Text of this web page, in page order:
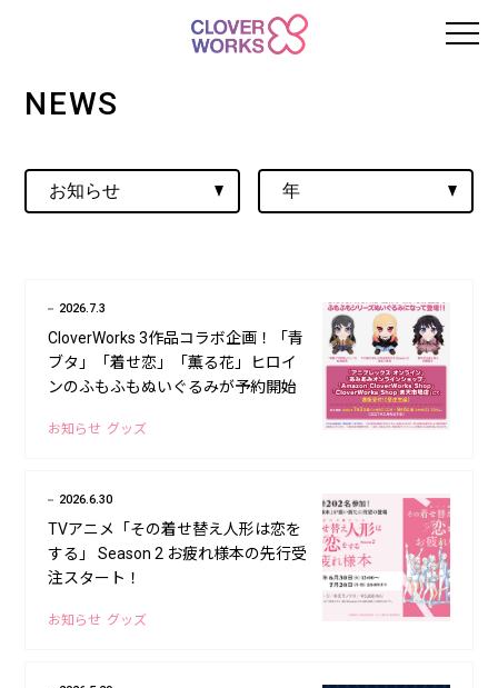
NEWS
2026.7.3
CloverWorks 3作品コラボ企画！「青
ブタ」「着せ恋」「薫る花」ヒロイ
ンのふもふもぬいぐるみが予約開始
お知らせ グッズ
2026.6.30
TVアニメ「その着せ替え人形は恋を
する」 Season 2 お疲れ様本の先行受
注スタート！
お知らせ グッズ